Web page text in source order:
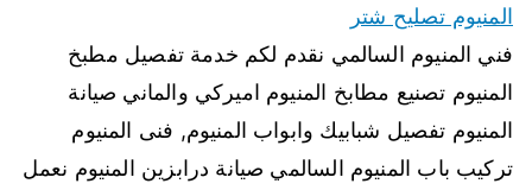
المنيوم تصليح شتر
فني المنيوم السالمي نقدم لكم خدمة تفصيل مطبخ
المنيوم تصنيع مطابخ المنيوم اميركي والماني صيانة
المنيوم تفصيل شبابيك وابواب المنيوم, فنى المنيوم
تركيب باب المنيوم السالمي صيانة درابزين المنيوم نعمل